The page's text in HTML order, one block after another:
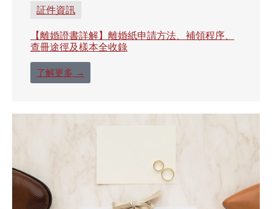
証件資訊
【離婚證書詳解】離婚紙申請方法、補領程序、
查冊途徑及樣本全收錄
了解更多 →